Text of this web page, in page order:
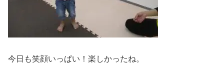
今日も笑顔いっぱい！楽しかったね。